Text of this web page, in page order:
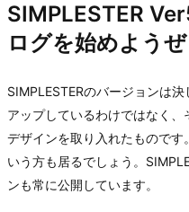
SIMPLESTER
ログを始めようぜ
SIMPLESTERのバージョンは
アップしているわけではなく
デザインを取り入れたもので
いう方も居るでしょう。
ンも常に公開しています。